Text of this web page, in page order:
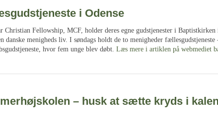
i Odense
Christian Fellowship, MCF, holder deres egne gudstjenester i Baptistkirken
danske menigheds liv. I søndags holdt de to menigheder
hvor fem unge blev døbt. Læs mere i artiklen på webmediet
– husk at sætte kryds i